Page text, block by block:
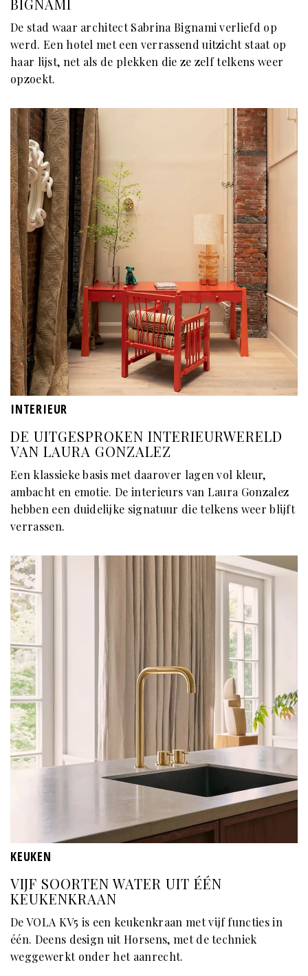
De stad waar architect Sabrina Bignami verliefd op
werd. Een hotel met een verrassend uitzicht staat op
haar lijst, net als de plekken die ze zelf telkens weer
opzoekt.
INTERIEUR
DE UITGESPROKEN INTERIEURWERELD
VAN LAURA GONZALEZ
Een klassieke basis met daarover lagen vol kleur,
ambacht en emotie. De interieurs van Laura Gonzalez
hebben een duidelijke signatuur die telkens weer blijft
verrassen.
KEUKEN
VIJF SOORTEN WATER UIT ÉÉN
KEUKENKRAAN
De VOLA KV5 is een keukenkraan met vijf functies in
één. Deens design uit Horsens, met de techniek
weggewerkt onder het aanrecht.